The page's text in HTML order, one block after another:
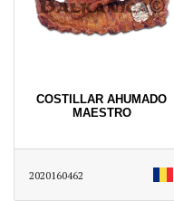
COSTILLAR AHUMADO
MAESTRO
2020160462